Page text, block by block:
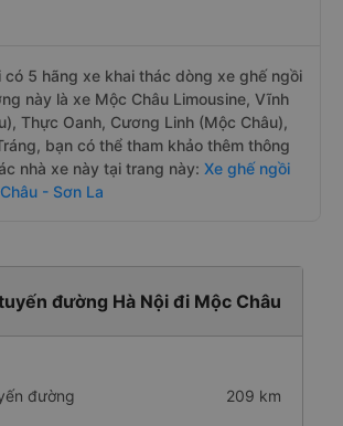
có 5 hãng xe khai thác dòng xe ghế ngồi
này là xe Mộc Châu Limousine, Vĩnh
Thực Oanh, Cương Linh (Mộc Châu),
bạn có thể tham khảo thêm thông
nhà xe này tại trang này: Xe ghế ngồi
- Sơn La
đường Hà Nội đi Mộc Châu
đường 209 km